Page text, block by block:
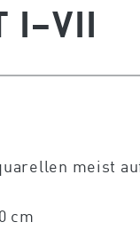
I–VII
meist
cm